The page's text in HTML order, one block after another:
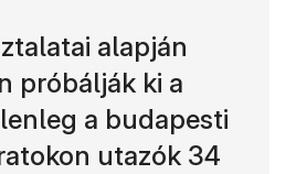
alapján
próbálják ki a
a budapesti
utazók 34